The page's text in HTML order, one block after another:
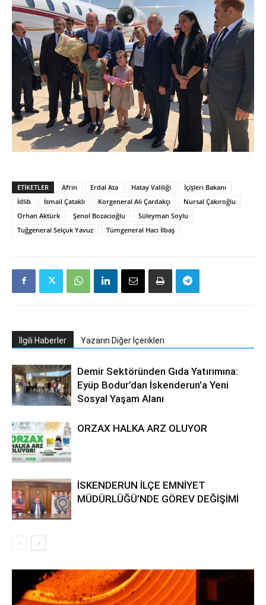
ETIKETLER Afrin Erdal Ata Hatay Valiliği
İçişleri Bakanı
İdlib
İsmail Çataklı Korgeneral Ali Çardakçı
Nursal Çakıroğlu
Orhan Aktürk
Şenol Bozacıoğlu
Süleyman Soylu
Tuğgeneral Selçuk Yavuz
Tümgeneral Hacı İlbaş
İlgili Haberler Yazarın Diğer İçerikleri
Demir Sektöründen Gıda Yatırımına:
Eyüp Bodur’dan İskenderun’a Yeni
Sosyal Yaşam Alanı
ORZAX HALKA ARZ OLUYOR
İSKENDERUN İLÇE EMNİYET
MÜDÜRLÜĞÜ’NDE GÖREV DEĞİŞİMİ